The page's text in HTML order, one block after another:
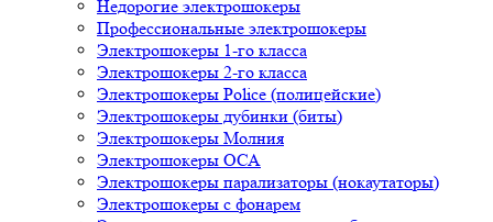
Недорогие электрошокеры
Профессиональные электрошокеры
Электрошокеры 1-го класса
Электрошокеры 2-го класса
Электрошокеры Police (полицейские)
Электрошокеры дубинки (биты)
Электрошокеры Молния
Электрошокеры ОСА
Электрошокеры парализаторы (нокаутаторы)
Электрошокеры с фонарем